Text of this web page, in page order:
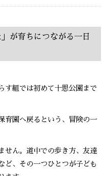
が育ちにつながる一日
す組では初めて十思公園まで
育園へ戻るという、冒険の一
せん。道中での歩き方、友達
ど、その一つひとつが子ども